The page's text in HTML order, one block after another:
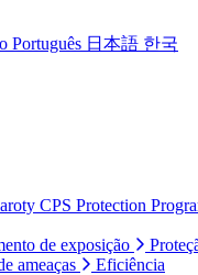
Português 日本語 한국
CPS Protection
de exposição
ameaças
Eficiência